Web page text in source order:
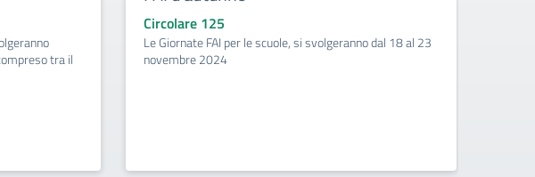
tra il
Circolare 125
Le Giornate FAI per le scuole, si svolgeranno dal 18 al 23
novembre 2024